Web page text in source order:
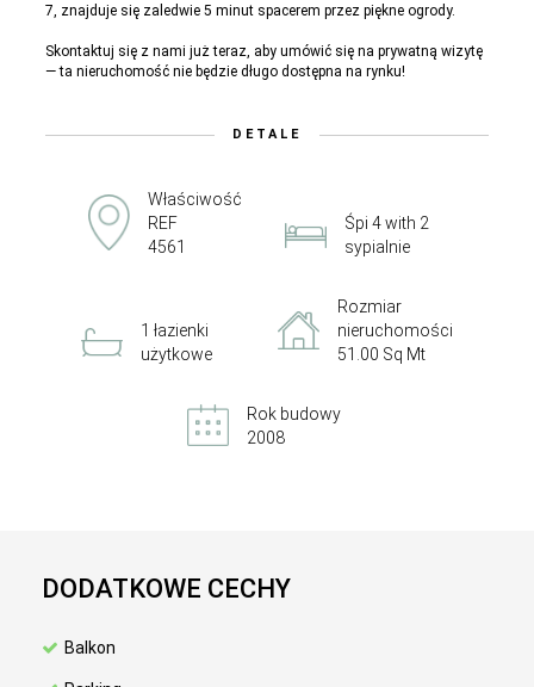
7, znajduje się zaledwie 5 minut spacerem przez piękne ogrody.
Skontaktuj się z nami już teraz, aby umówić się na prywatną wizytę
— ta nieruchomość nie będzie długo dostępna na rynku!
DETALE
Właściwość
REF
4561
Śpi 4 with 2
sypialnie
1 łazienki
użytkowe
Rozmiar
nieruchomości
51.00 Sq Mt
Rok budowy
2008
DODATKOWE CECHY
Balkon